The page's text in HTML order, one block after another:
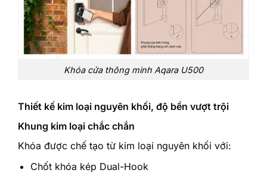
Khóa cửa thông minh Aqara U500
Thiết kế kim loại nguyên khối, độ bền vượt trội
Khung kim loại chắc chắn
Khóa được chế tạo từ kim loại nguyên khối với:
Chốt khóa kép Dual-Hook